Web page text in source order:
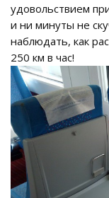
удовольствием
и ни минуты не
наблюдать, как
250 км в час!